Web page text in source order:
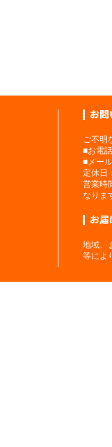
ご不明
■お電
■メー
定休日
営業時
なりま
地域、
等によ